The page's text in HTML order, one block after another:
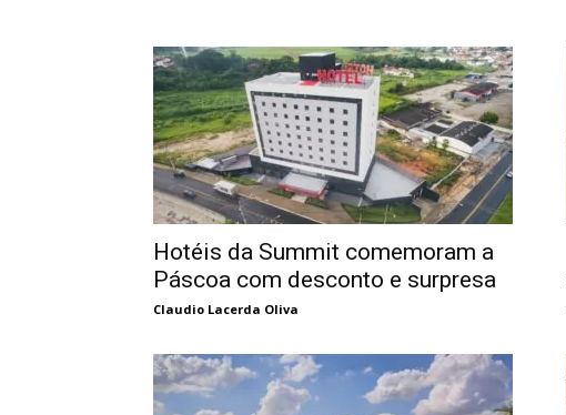
Hotéis da Summit comemoram a
Páscoa com desconto e surpresa
Claudio Lacerda Oliva